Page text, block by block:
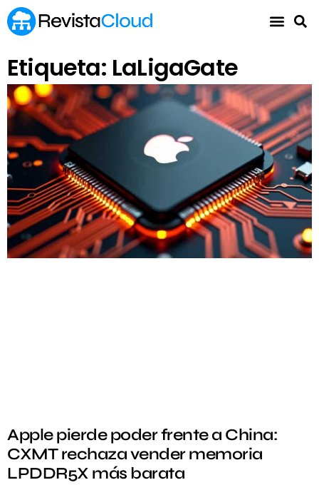
Etiqueta: LaLigaGate
Apple pierde poder frente a China:
CXMT rechaza vender memoria
LPDDR5X más barata